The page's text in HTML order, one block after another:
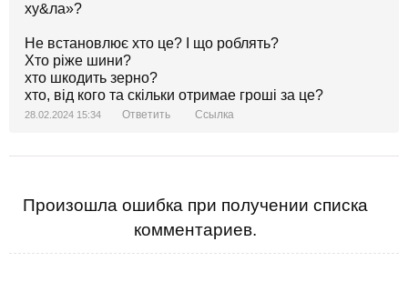
ху&ла»?
Не встановлює хто це? І що роблять?
Хто ріже шини?
хто шкодить зерно?
хто, від кого та скільки отримае гроші за це?
28.02.2024 15:34 Ответить Ссылка
Произошла ошибка при получении списка
комментариев.